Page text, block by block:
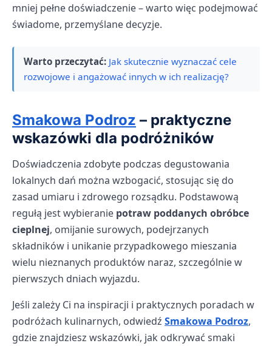
mniej pełne doświadczenie – warto więc podejmować
świadome, przemyślane decyzje.
Warto przeczytać: Jak skutecznie wyznaczać cele
rozwojowe i angażować innych w ich realizację?
Smakowa Podroz – praktyczne
wskazówki dla podróżników
Doświadczenia zdobyte podczas degustowania
lokalnych dań można wzbogacić, stosując się do
zasad umiaru i zdrowego rozsądku. Podstawową
regułą jest wybieranie potraw poddanych obróbce
cieplnej, omijanie surowych, podejrzanych
składników i unikanie przypadkowego mieszania
wielu nieznanych produktów naraz, szczególnie w
pierwszych dniach wyjazdu.
Jeśli zależy Ci na inspiracji i praktycznych poradach w
podróżach kulinarnych, odwiedź Smakowa Podroz,
gdzie znajdziesz wskazówki, jak odkrywać smaki